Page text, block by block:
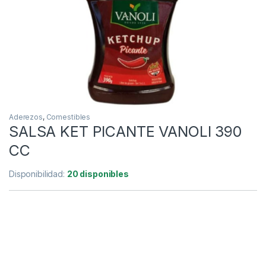
Aderezos, Comestibles
SALSA KET PICANTE VANOLI 390
CC
Disponibilidad: 20 disponibles